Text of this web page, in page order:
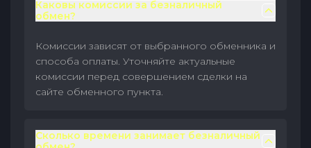
Каковы комиссии за безналичный
обмен?
Комиссии зависят от выбранного обменника и
способа оплаты. Уточняйте актуальные
комиссии перед совершением сделки на
сайте обменного пункта.
Сколько времени занимает безналичный